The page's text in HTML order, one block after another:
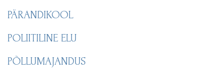
PÄRANDIKOOL
POLIITILINE ELU
PÕLLUMAJANDUS